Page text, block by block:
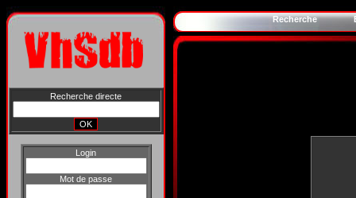
Recherche directe
Login
Mot de passe
Recherche